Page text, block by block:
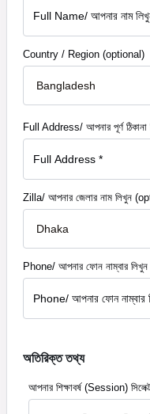
Country / Region (optional)
Full Address/ আপনার পূর্ণ ঠিকানা
Zilla/ আপনার জেলার নাম লিখুন
Phone/ আপনার ফোন নাম্বার লিখুন
অতিরিক্ত তথ্য
আপনার শিক্ষাবর্ষ (Session)